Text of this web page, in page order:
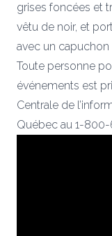
grises foncées et
vêtu de noir, et
avec un capuchon
Toute personne
événements est
Centrale de
Québec au 1-